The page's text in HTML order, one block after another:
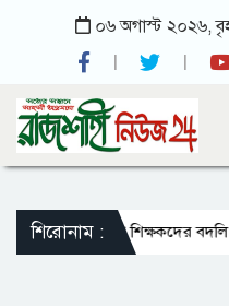
০৬ অগাস্ট ২০২৬,
শিরোনাম :
এমপিওভুক্ত শিক্ষকদের বদলি